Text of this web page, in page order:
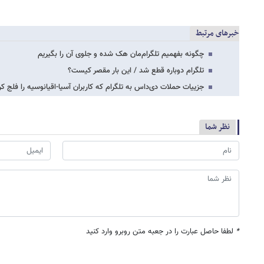
خبرهای مرتبط
چگونه بفهمیم تلگرام‌مان هک شده و جلوی آن را بگیریم
تلگرام دوباره قطع شد / این بار مقصر کیست؟
جزییات حملات دی‌داس به تلگرام که کاربران آسیا-اقیانوسیه را فلج
نظر شما
* لطفا حاصل عبارت را در جعبه متن روبرو وارد کنید